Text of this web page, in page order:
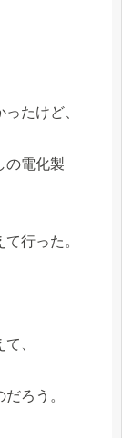
たけど、
の電化製
行った。
、
ろう。